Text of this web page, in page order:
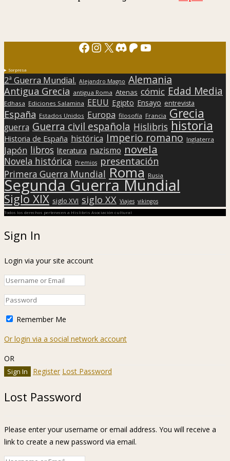
Facebook
Instagram
X Discord
Patreon
YouTube
Sorpresa
2ª Guerra Mundial. Alejandro Magno Alemania
Antigua Grecia antigua Roma Atenas cómic Edad Media
Edhasa Ediciones Salamina EEUU Egipto Ensayo entrevista
España Estados Unidos Europa filosofía Francia Grecia
guerra Guerra civil española Hislibris historia
Historia de España histórica Imperio romano Inglaterra
Japón libros literatura nazismo novela
Novela histórica Premios presentación
Primera Guerra Mundial Roma Rusia
Segunda Guerra Mundial
Siglo XIX siglo XVI siglo XX Viajes vikingos
Todos los derechos pertenecen a Hislibris Asociación cultural
Sign In
Login via your site account
Remember Me
Or login via a social network account
OR
Register Lost Password
Lost Password
Please enter your username or email address. You will receive a
link to create a new password via email.